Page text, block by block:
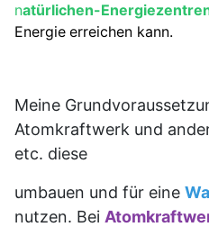
natürlichen-
Energie erreichen kann.
Meine
Atomkraftwerk und
etc. diese
umbauen und für eine
nutzen. Bei